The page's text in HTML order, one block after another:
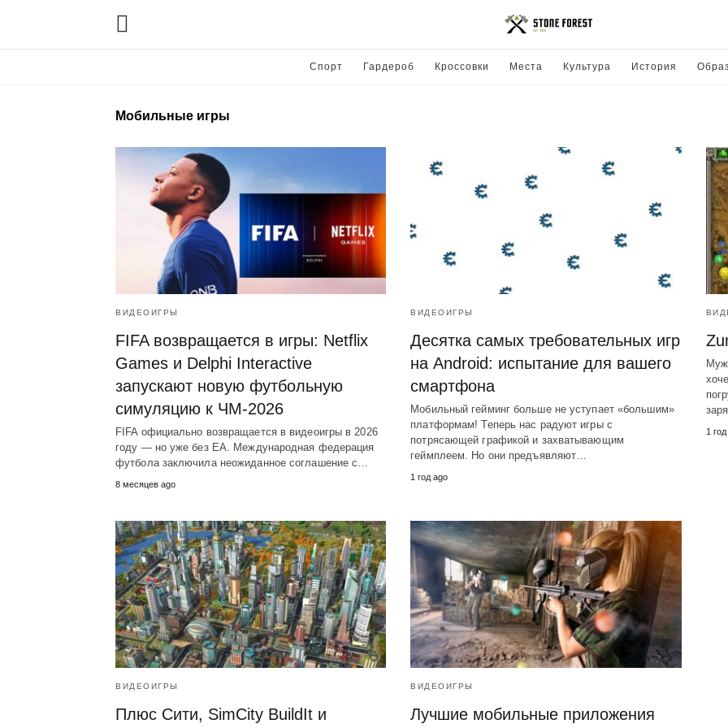
Спорт Гардероб Кроссовки Места Культура История
Мобильные игры
ВИДЕОИГРЫ
FIFA возвращается в игры: Netflix
Games и Delphi Interactive
запускают новую футбольную
симуляцию к ЧМ-2026
FIFA официально возвращается в видеоигры в 2026
году — но уже без EA. Международная федерация
футбола заключила неожиданное соглашение с…
8 месяцев ago
ВИДЕОИГРЫ
Десятка самых требовательных игр
на Android: испытание для вашего
смартфона
Мобильный гейминг больше не уступает «большим»
платформам! Теперь нас радуют игры с
потрясающей графикой и захватывающим
геймплеем. Но они предъявляют…
1 год ago
1
ВИДЕОИГРЫ
Плюс Сити, SimCity BuildIt и
ВИДЕОИГРЫ
Лучшие мобильные приложения